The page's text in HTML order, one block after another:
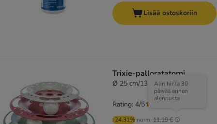
Lisää ostoskoriin
Trixie-palloratatorni
Ø 25 cm/13 cm
-24.31% norm. 11,19 €
Alin hinta 30
päivää ennen
alennusta
Rating: 4/5